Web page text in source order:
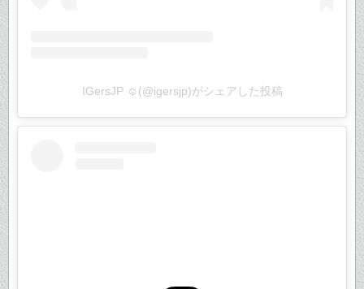
IGersJP ☺︎(@igersjp)がシェアした投稿